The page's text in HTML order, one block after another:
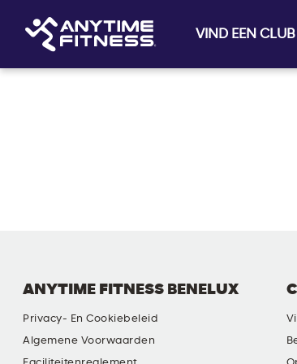
VIND EEN CLUB
ANYTIME FITNESS BENELUX
Privacy- En Cookiebeleid
Algemene Voorwaarden